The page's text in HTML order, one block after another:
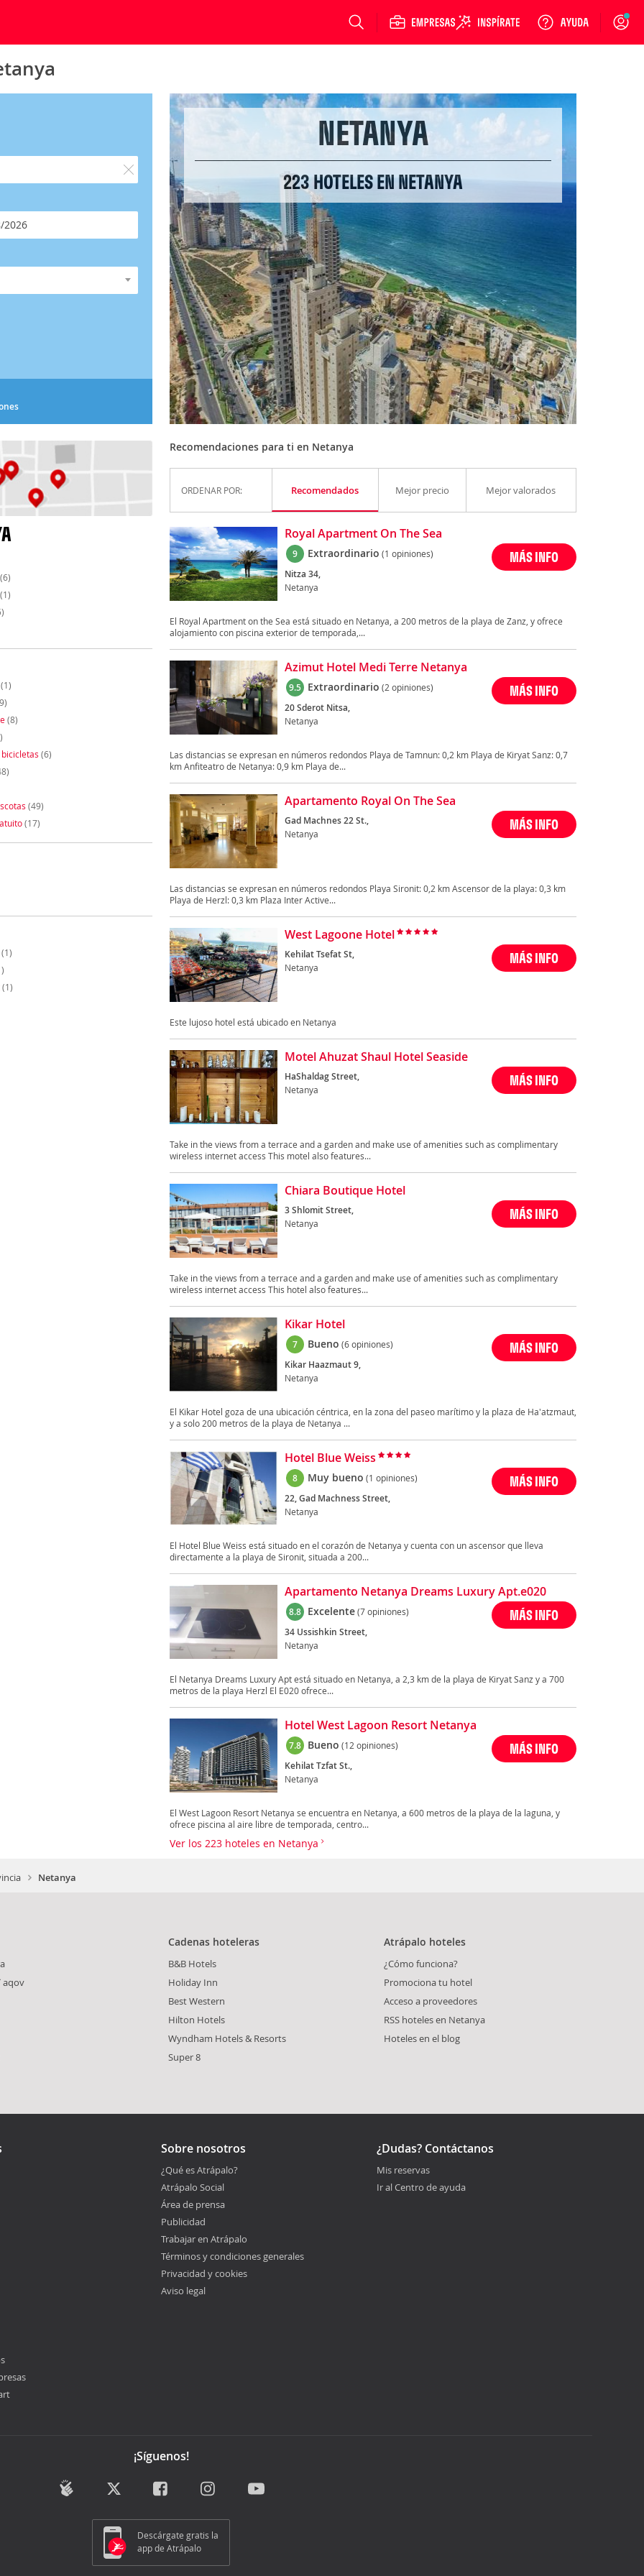
Login
(6)
(1)
(8)
(6)
(49)
(17)
(1)
(1)
NETANYA
223 HOTELES EN NETANYA
Recomendaciones para ti en Netanya
ORDENAR POR: Recomendados Mejor precio Mejor valorados
Royal Apartment On The Sea
9 Extraordinario (1 opiniones)
Nitza 34,
Netanya
MÁS INFO
El Royal Apartment on the Sea está situado en Netanya, a 200 metros de la playa de Zanz, y ofrece
alojamiento con piscina exterior de temporada,...
Azimut Hotel Medi Terre Netanya
9.5 Extraordinario (2 opiniones)
20 Sderot Nitsa,
Netanya
MÁS INFO
Las distancias se expresan en números redondos Playa de Tamnun: 0,2 km Playa de Kiryat Sanz: 0,7
km Anfiteatro de Netanya: 0,9 km Playa de...
Apartamento Royal On The Sea
Gad Machnes 22 St.,
Netanya
MÁS INFO
Las distancias se expresan en números redondos Playa Sironit: 0,2 km Ascensor de la playa: 0,3 km
Playa de Herzl: 0,3 km Plaza Inter Active...
West Lagoone Hotel
Kehilat Tsefat St,
Netanya
MÁS INFO
Este lujoso hotel está ubicado en Netanya
Motel Ahuzat Shaul Hotel Seaside
HaShaldag Street,
Netanya
MÁS INFO
Take in the views from a terrace and a garden and make use of amenities such as complimentary
wireless internet access This motel also features...
Chiara Boutique Hotel
3 Shlomit Street,
Netanya
MÁS INFO
Take in the views from a terrace and a garden and make use of amenities such as complimentary
wireless internet access This hotel also features...
Kikar Hotel
7 Bueno (6 opiniones)
Kikar Haazmaut 9,
Netanya
MÁS INFO
El Kikar Hotel goza de una ubicación céntrica, en la zona del paseo marítimo y la plaza de Ha'atzmaut,
y a solo 200 metros de la playa de Netanya ...
Hotel Blue Weiss
8 Muy bueno (1 opiniones)
22, Gad Machness Street,
Netanya
MÁS INFO
El Hotel Blue Weiss está situado en el corazón de Netanya y cuenta con un ascensor que lleva
directamente a la playa de Sironit, situada a 200...
Apartamento Netanya Dreams Luxury Apt.e020
8.8 Excelente(7 opiniones)
34 Ussishkin Street,
Netanya
MÁS INFO
El Netanya Dreams Luxury Apt está situado en Netanya, a 2,3 km de la playa de Kiryat Sanz y a 700
metros de la playa Herzl El E020 ofrece...
Hotel West Lagoon Resort Netanya
7.8 Bueno (12 opiniones)
Kehilat Tzfat St.,
Netanya
MÁS INFO
El West Lagoon Resort Netanya se encuentra en Netanya, a 600 metros de la playa de la laguna, y
ofrece piscina al aire libre de temporada, centro...
Ver los 223 hoteles en Netanya
Netanya
Cadenas hoteleras
B&B Hotels
Holiday Inn
Best Western
Hilton Hotels
Wyndham Hotels & Resorts
Super 8
Atrápalo hoteles
¿Cómo funciona?
Promociona tu hotel
Acceso a proveedores
RSS hoteles en Netanya
Hoteles en el blog
Sobre nosotros
¿Qué es Atrápalo?
Atrápalo Social
Área de prensa
Publicidad
Trabajar en Atrápalo
Términos y condiciones generales
Privacidad y cookies
Aviso legal
¿Dudas? Contáctanos
Mis reservas
Ir al Centro de ayuda
¡Síguenos!
Descárgate gratis la
app de Atrápalo